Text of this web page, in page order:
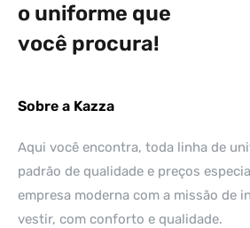
o uniforme que
você procura!
Sobre a Kazza
Aqui você encontra, toda linha de
padrão de qualidade e preços
empresa moderna com a missão de
vestir, com conforto e qualidade.